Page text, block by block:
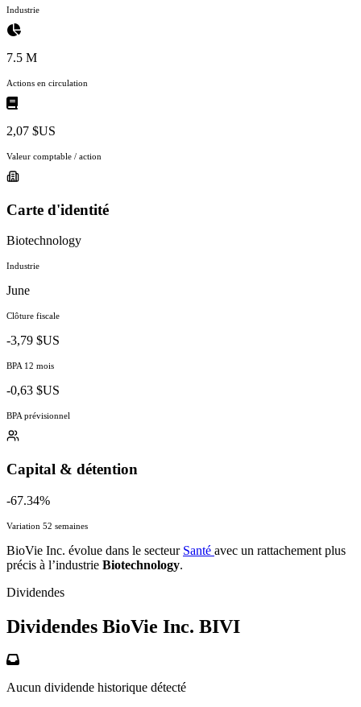
Industrie
7.5 M
Actions en circulation
2,07 $US
Valeur comptable / action
Carte d'identité
Biotechnology
Industrie
June
Clôture fiscale
-3,79 $US
BPA 12 mois
-0,63 $US
BPA prévisionnel
Capital & détention
-67.34%
Variation 52 semaines
BioVie Inc. évolue dans le secteur Santé avec un rattachement plus
précis à l’industrie Biotechnology.
Dividendes
Dividendes BioVie Inc. BIVI
Aucun dividende historique détecté